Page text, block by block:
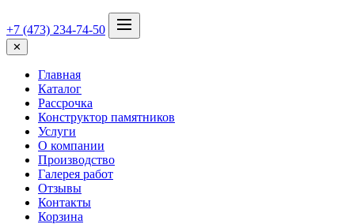
+7 (473) 234-74-50
✕
Главная
Каталог
Рассрочка
Конструктор памятников
Услуги
О компании
Производство
Галерея работ
Отзывы
Контакты
Корзина